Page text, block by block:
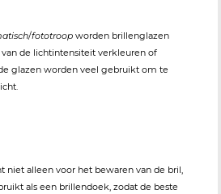
/fototroop worden brillenglazen
de lichtintensiteit verkleuren of
glazen worden veel gebruikt om te
niet alleen voor het bewaren van de bril,
als een brillendoek, zodat de beste